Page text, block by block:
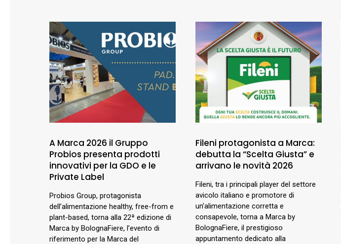
A Marca 2026 il Gruppo
Probios presenta prodotti
innovativi per la GDO e le
Private Label
Probios Group, protagonista
dell’alimentazione healthy, free-from e
plant-based, torna alla 22ª edizione di
Marca by BolognaFiere, l’evento di
riferimento per la Marca del
Fileni protagonista a Marca:
debutta la “Scelta Giusta” e
arrivano le novità 2026
Fileni, tra i principali player del settore
avicolo italiano e promotore di
un’alimentazione corretta e
consapevole, torna a Marca by
BolognaFiere, il prestigioso
appuntamento dedicato alla